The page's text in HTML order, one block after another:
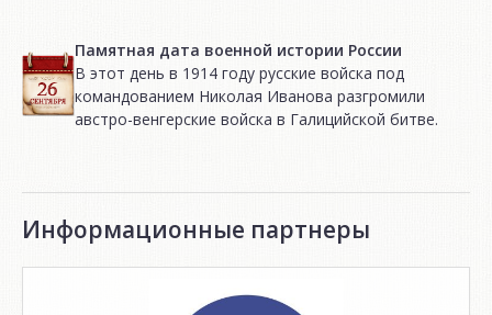
Памятная дата военной истории России
В этот день в 1914 году русские войска под
командованием Николая Иванова разгромили
австро-венгерские войска в Галицийской битве.
Информационные партнеры